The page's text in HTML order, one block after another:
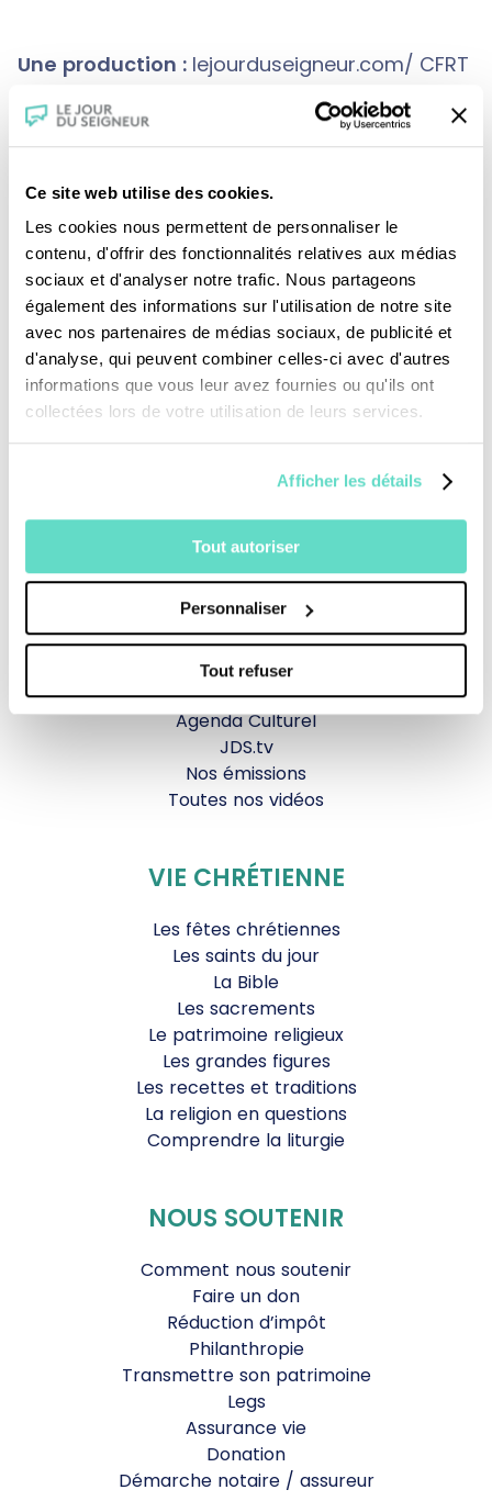
Ce site web utilise des cookies.
Les cookies nous permettent de personnaliser le
contenu, d'offrir des fonctionnalités relatives aux médias
sociaux et d'analyser notre trafic. Nous partageons
également des informations sur l'utilisation de notre site
avec nos partenaires de médias sociaux, de publicité et
d'analyse, qui peuvent combiner celles-ci avec d'autres
informations que vous leur avez fournies ou qu'ils ont
collectées lors de votre utilisation de leurs services.
Afficher les détails
Tout autoriser
Personnaliser
Tout refuser
Une production : lejourduseigneur.com/ CFRT
Crédits :
Je fais un don
Revoir la messe du 02 août 2026
TOUS NOS PROGRAMMES
Magazine Le Jour du Seigneur
Documentaires
Parole Inattendue
Tous Frères
Générations Laudato Si’
Agenda Culturel
JDS.tv
Nos émissions
Toutes nos vidéos
VIE CHRÉTIENNE
Les fêtes chrétiennes
Les saints du jour
La Bible
Les sacrements
Le patrimoine religieux
Les grandes figures
Les recettes et traditions
La religion en questions
Comprendre la liturgie
NOUS SOUTENIR
Comment nous soutenir
Faire un don
Réduction d’impôt
Philanthropie
Transmettre son patrimoine
Legs
Assurance vie
Donation
Démarche notaire / assureur